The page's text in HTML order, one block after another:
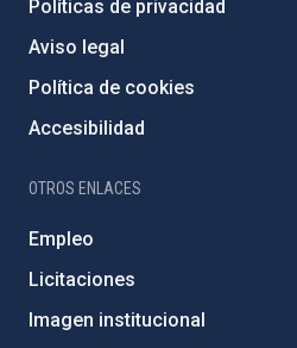
Políticas de privacidad
Aviso legal
Política de cookies
Accesibilidad
OTROS ENLACES
Empleo
Licitaciones
Imagen institucional